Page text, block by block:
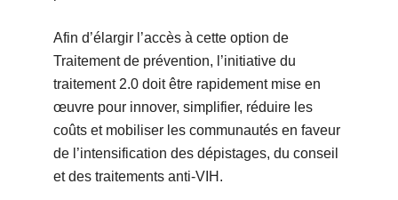
Afin d’élargir l’accès à cette option de
Traitement de prévention, l’initiative du
traitement 2.0 doit être rapidement mise en
œuvre pour innover, simplifier, réduire les
coûts et mobiliser les communautés en faveur
de l’intensification des dépistages, du conseil
et des traitements anti-VIH.